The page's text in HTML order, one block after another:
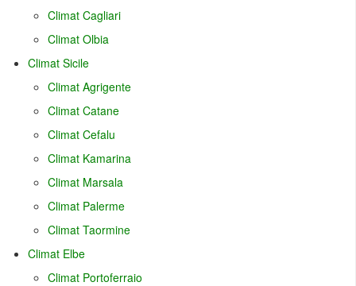
Climat Cagliari
Climat Olbia
Climat Sicile
Climat Agrigente
Climat Catane
Climat Cefalu
Climat Kamarina
Climat Marsala
Climat Palerme
Climat Taormine
Climat Elbe
Climat Portoferraio